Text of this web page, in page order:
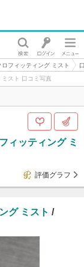
フィッティング ミスト
スト 口コミ写真
ィッティング ミ
評価グラフ
グ ミスト /